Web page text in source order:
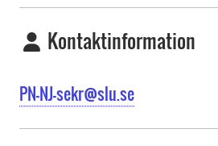
Kontaktinformation
PN-NJ-sekr@slu.se